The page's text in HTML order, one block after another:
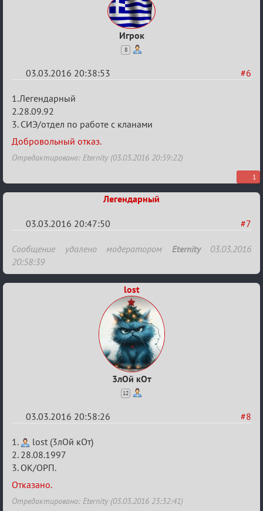
Игрок
8
#6
03.03.2016 20:38:53
Re:
Заявки
в
Авторитеты²
1.Легендарный
2.28.09.92
3. СИЭ/отдел по работе с кланами
Добровольный отказ.
Отредактировано: Eternity (03.03.2016 20:59:22)
1
Легендарный
#7
03.03.2016 20:47:50
Re:
Заявки
в
Сообщение удалено модератором Eternity03.03.2016
20:58:39
lost
3лОй кОт
12
#8
03.03.2016 20:58:26
Re:
Заявки
в
Авторитеты²
1.
lost (3лОй кОт)
2. 28.08.1997
3. ОК/ОРП.
Отказано.
Отредактировано: Eternity (03.03.2016 23:32:41)